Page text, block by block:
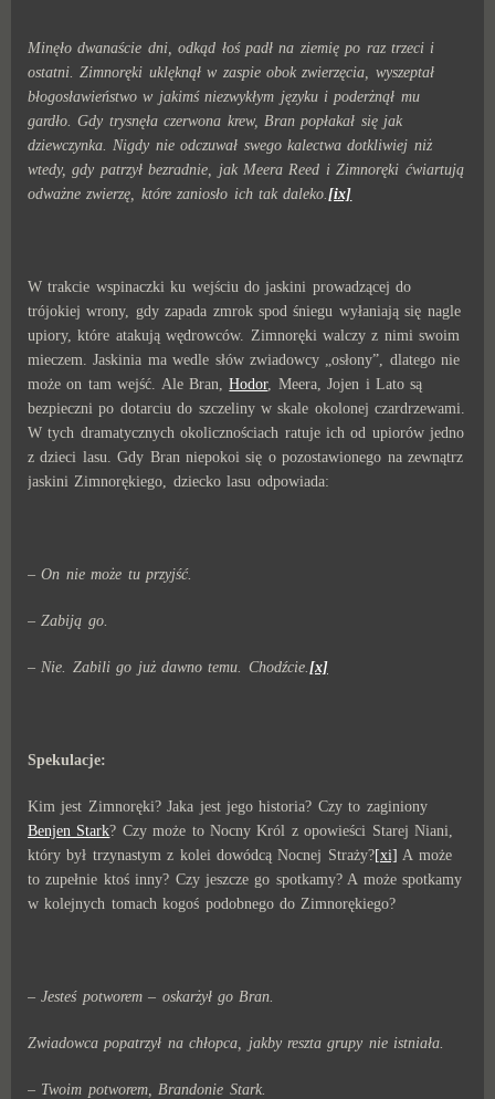
Minęło dwanaście dni, odkąd łoś padł na ziemię po raz trzeci i
ostatni. Zimnoręki uklęknął w zaspie obok zwierzęcia, wyszeptał
błogosławieństwo w jakimś niezwykłym języku i poderżnął mu
gardło. Gdy trysnęła czerwona krew, Bran popłakał się jak
dziewczynka. Nigdy nie odczuwał swego kalectwa dotkliwiej niż
wtedy, gdy patrzył bezradnie, jak Meera Reed i Zimnoręki ćwiartują
odważne zwierzę, które zaniosło ich tak daleko.[ix]
W trakcie wspinaczki ku wejściu do jaskini prowadzącej do
trójokiej wrony, gdy zapada zmrok spod śniegu wyłaniają się nagle
upiory, które atakują wędrowców. Zimnoręki walczy z nimi swoim
mieczem. Jaskinia ma wedle słów zwiadowcy „osłony”, dlatego nie
może on tam wejść. Ale Bran,Hodor, Meera, Jojen i Lato są
bezpieczni po dotarciu do szczeliny w skale okolonej czardrzewami.
W tych dramatycznych okolicznościach ratuje ich od upiorów jedno
z dzieci lasu. Gdy Bran niepokoi się o pozostawionego na zewnątrz
jaskini Zimnorękiego, dziecko lasu odpowiada:
– On nie może tu przyjść.
– Zabiją go.
– Nie. Zabili go już dawno temu. Chodźcie.[x]
Spekulacje:
Kim jest Zimnoręki? Jaka jest jego historia? Czy to zaginiony
Benjen Stark? Czy może to Nocny Król z opowieści Starej Niani,
który był trzynastym z kolei dowódcą Nocnej Straży?[xi] A może
to zupełnie ktoś inny? Czy jeszcze go spotkamy? A może spotkamy
w kolejnych tomach kogoś podobnego do Zimnorękiego?
– Jesteś potworem – oskarżył go Bran.
Zwiadowca popatrzył na chłopca, jakby reszta grupy nie istniała.
– Twoim potworem, Brandonie Stark.